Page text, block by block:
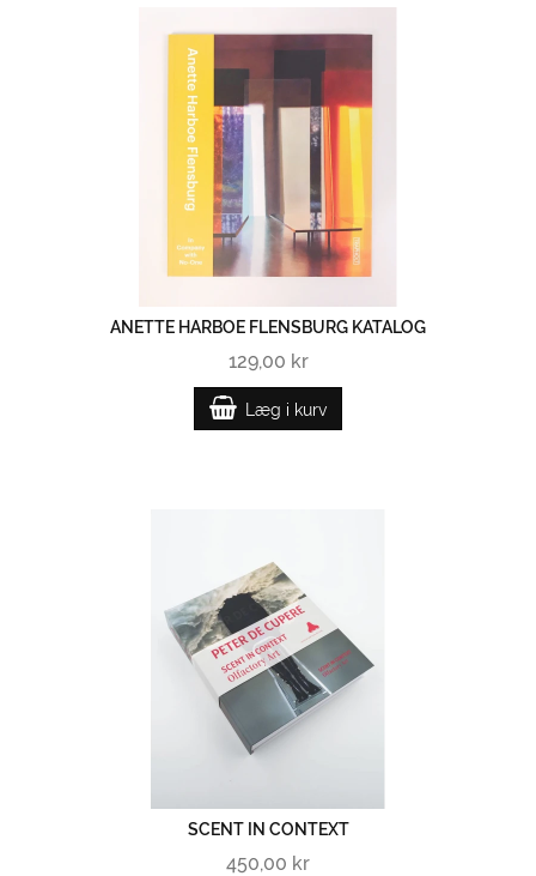
ANETTE HARBOE FLENSBURG KATALOG
129,00 kr
Læg i kurv
SCENT IN CONTEXT
450,00 kr